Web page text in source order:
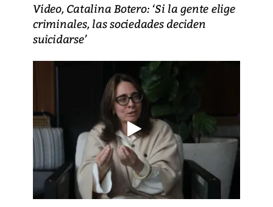
Video, Catalina Botero: ‘Si la gente elige
criminales, las sociedades deciden
suicidarse’